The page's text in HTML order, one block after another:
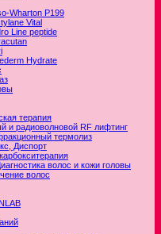
Wharton P199
Vital
Line peptide
Hydrate
терапия
и радиоволновой RF лифтинг
термолиз
Диспорт
волос и кожи головы
волос